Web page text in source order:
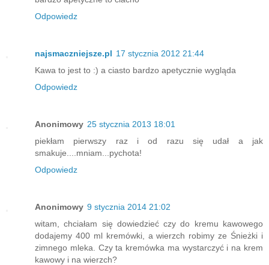
Odpowiedz
najsmaczniejsze.pl 17 stycznia 2012 21:44
Kawa to jest to :) a ciasto bardzo apetycznie wygląda
Odpowiedz
Anonimowy 25 stycznia 2013 18:01
piekłam pierwszy raz i od razu się udał a jak
smakuje....mniam...pychota!
Odpowiedz
Anonimowy 9 stycznia 2014 21:02
witam, chciałam się dowiedzieć czy do kremu kawowego
dodajemy 400 ml kremówki, a wierzch robimy ze Śnieżki i
zimnego mleka. Czy ta kremówka ma wystarczyć i na krem
kawowy i na wierzch?